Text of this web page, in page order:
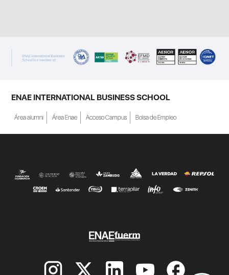
ENAE INTERNATIONAL BUSINESS SCHOOL
Área alumni Área Enae Acceso Campus Bolsa de Empleo